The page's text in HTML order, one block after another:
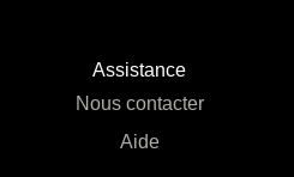
Assistance
Nous contacter
Aide